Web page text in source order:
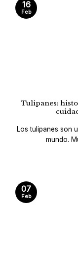
Tulipanes:
Los tulipanes son
mundo.
16
Feb
07
Feb